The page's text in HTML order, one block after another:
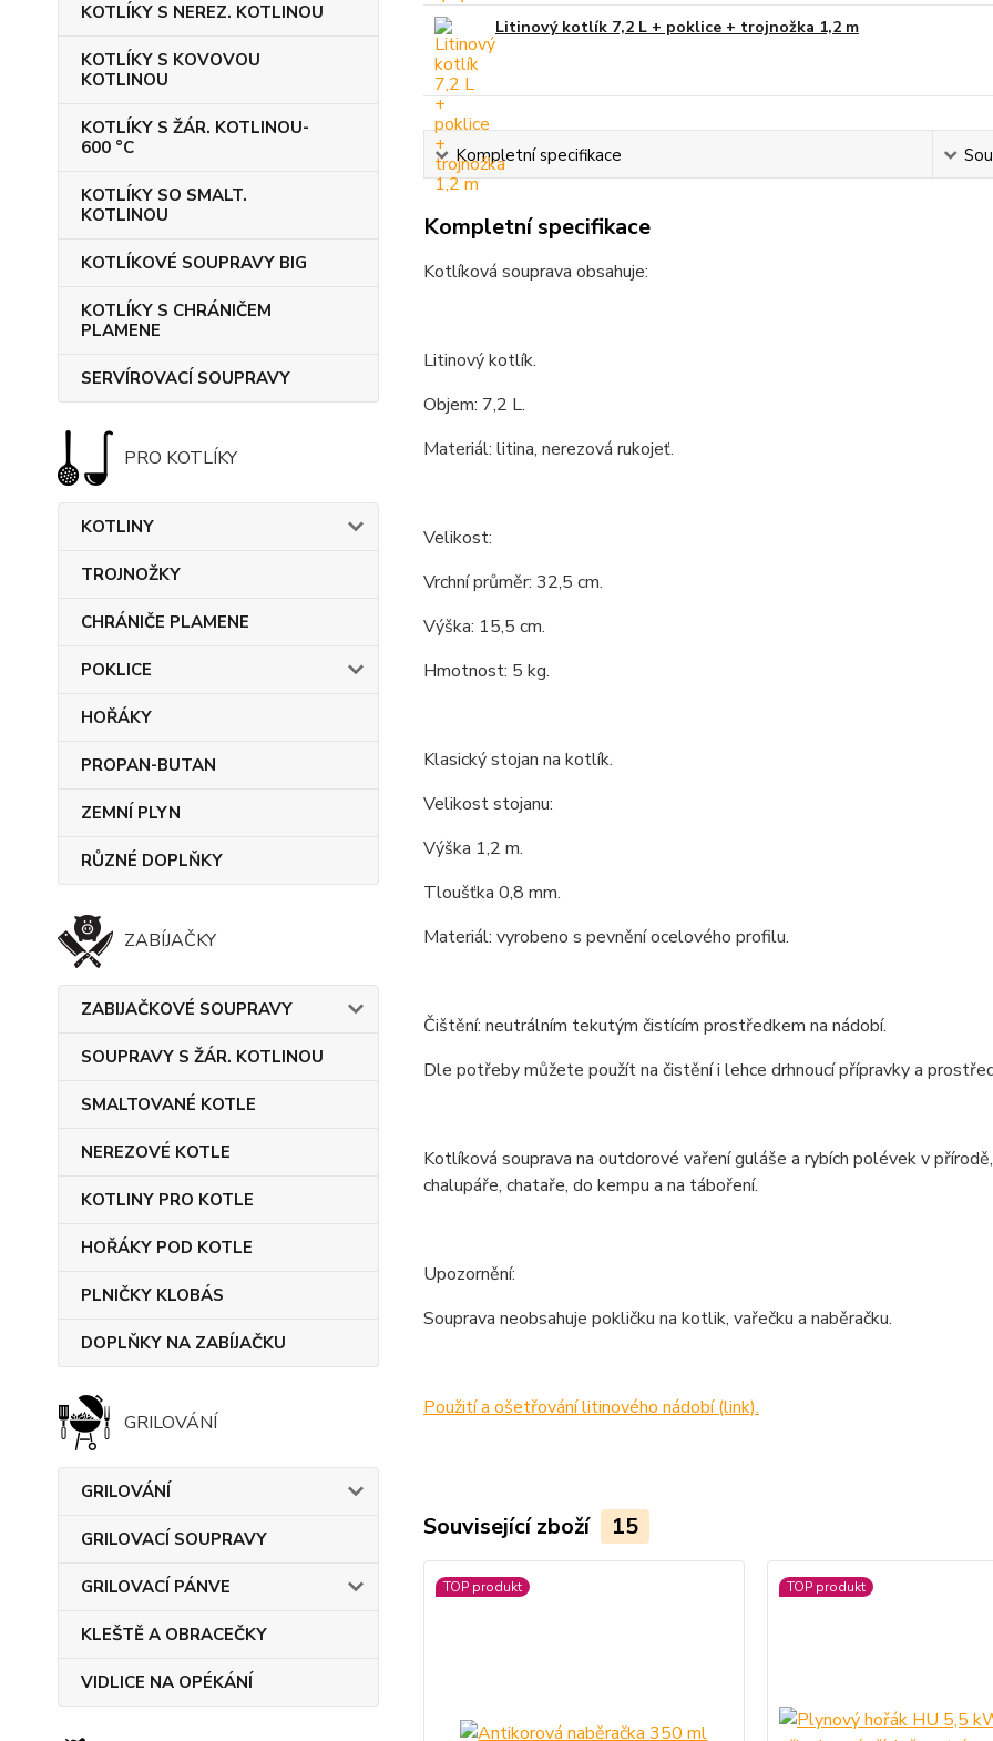
KOTLÍKY S NEREZ. KOTLINOU
KOTLÍKY S KOVOVOU
KOTLINOU
KOTLÍKY S ŽÁR. KOTLINOU-
600 °C
KOTLÍKY SO SMALT.
KOTLINOU
KOTLÍKOVÉ SOUPRAVY BIG
KOTLÍKY S CHRÁNIČEM
PLAMENE
SERVÍROVACÍ SOUPRAVY
PRO KOTLÍKY
KOTLINY
TROJNOŽKY
CHRÁNIČE PLAMENE
POKLICE
HOŘÁKY
PROPAN-BUTAN
ZEMNÍ PLYN
RŮZNÉ DOPLŇKY
ZABÍJAČKY
ZABIJAČKOVÉ SOUPRAVY
SOUPRAVY S ŽÁR. KOTLINOU
SMALTOVANÉ KOTLE
NEREZOVÉ KOTLE
KOTLINY PRO KOTLE
HOŘÁKY POD KOTLE
PLNIČKY KLOBÁS
DOPLŇKY NA ZABÍJAČKU
GRILOVÁNÍ
GRILOVÁNÍ
GRILOVACÍ SOUPRAVY
GRILOVACÍ PÁNVE
KLEŠTĚ A OBRACEČKY
VIDLICE NA OPÉKÁNÍ
Litinový kotlík 7,2 L + poklice + trojnožka 1,2 m
Kompletní specifikace
Kompletní specifikace
Kotlíková souprava obsahuje:
Litinový kotlík.
Objem: 7,2 L.
Materiál: litina, nerezová rukojeť.
Velikost:
Vrchní průměr: 32,5 cm.
Výška: 15,5 cm.
Hmotnost: 5 kg.
Klasický stojan na kotlík.
Velikost stojanu:
Výška 1,2 m.
Tloušťka 0,8 mm.
Materiál: vyrobeno s pevnění ocelového profilu.
Čištění: neutrálním tekutým čistícím prostředkem na nádobí.
Dle potřeby můžete použít na čistění i lehce drhnoucí přípravky a
Kotlíková souprava na outdorové vaření guláše a rybích polévek v
chalupáře, chataře, do kempu a na táboření.
Upozornění:
Souprava neobsahuje pokličku na kotlik, vařečku a naběračku.
Použití a ošetřování litinového nádobí (link).
Související zboží 15
TOP produkt TOP produkt